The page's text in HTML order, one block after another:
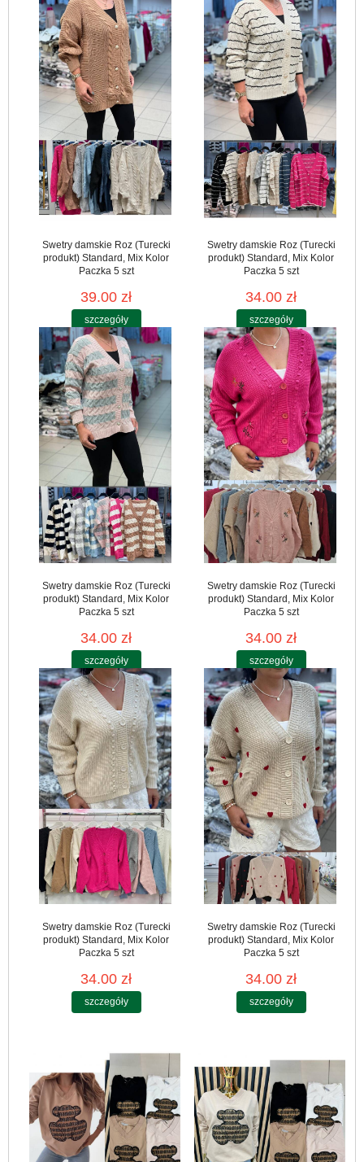
Swetry damskie Roz (Turecki
produkt) Standard, Mix Kolor
Paczka 5 szt
39.00 zł
szczegóły
Swetry damskie Roz (Turecki
produkt) Standard, Mix Kolor
Paczka 5 szt
34.00 zł
szczegóły
Swetry damskie Roz (Turecki
produkt) Standard, Mix Kolor
Paczka 5 szt
34.00 zł
szczegóły
Swetry damskie Roz (Turecki
produkt) Standard, Mix Kolor
Paczka 5 szt
34.00 zł
szczegóły
Swetry damskie Roz (Turecki
produkt) Standard, Mix Kolor
Paczka 5 szt
34.00 zł
szczegóły
Swetry damskie Roz (Turecki
produkt) Standard, Mix Kolor
Paczka 5 szt
34.00 zł
szczegóły